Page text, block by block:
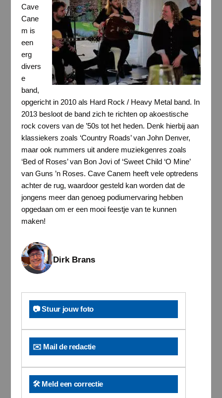
Cave
Cane
m is
een
erg
divers
e
band,
opgericht in 2010 als Hard Rock / Heavy Metal band. In
2013 besloot de band zich te richten op akoestische
rock covers van de ’50s tot het heden. Denk hierbij aan
klassiekers zoals ‘Country Roads’ van John Denver,
maar ook nummers uit andere muziekgenres zoals
‘Bed of Roses’ van Bon Jovi of ‘Sweet Child ‘O Mine’
van Guns ’n Roses. Cave Canem heeft vele optredens
achter de rug, waardoor gesteld kan worden dat de
jongens meer dan genoeg podiumervaring hebben
opgedaan om er een mooi feestje van te kunnen
maken!
Dirk Brans
📷 Stuur jouw foto
✉️ Mail de redactie
🛠️ Meld een correctie